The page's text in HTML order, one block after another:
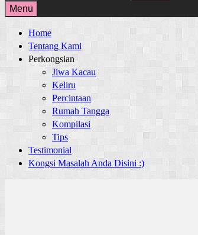
for:
Menu
Home
Tentang Kami
Perkongsian
Jiwa Kacau
Keliru
Percintaan
Rumah Tangga
Kompilasi
Tips
Testimonial
Kongsi Masalah Anda Disini :)